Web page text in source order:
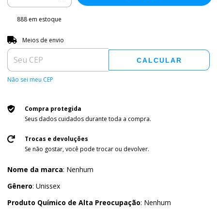
888 em estoque
Entregas para o CEP:
Meios de envio
CALCULAR
Não sei meu CEP
Compra protegida
Seus dados cuidados durante toda a compra.
Trocas e devoluções
Se não gostar, você pode trocar ou devolver.
Nome da marca: Nenhum
Gênero: Unissex
Produto Químico de Alta Preocupação: Nenhum